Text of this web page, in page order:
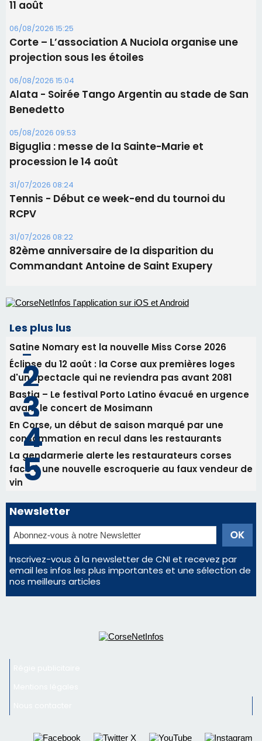
11 août
06/08/2026 15:25
Corte – L’association A Nuciola organise une
projection sous les étoiles
06/08/2026 15:04
Alata - Soirée Tango Argentin au stade de San
Benedetto
05/08/2026 09:53
Biguglia : messe de la Sainte-Marie et
procession le 14 août
31/07/2026 08:24
Tennis - Début ce week-end du tournoi du
RCPV
31/07/2026 08:22
82ème anniversaire de la disparition du
Commandant Antoine de Saint Exupery
Les plus lus
Satine Nomary est la nouvelle Miss Corse 2026
Éclipse du 12 août : la Corse aux premières loges
d'un spectacle qui ne reviendra pas avant 2081
Bastia – Le festival Porto Latino évacué en urgence
avant le concert de Mosimann
En Corse, un début de saison marqué par une
consommation en recul dans les restaurants
La gendarmerie alerte les restaurateurs corses
face à une nouvelle escroquerie au faux vendeur de
vin
Newsletter
Inscrivez-vous à la newsletter de CNI et recevez par
email les infos les plus importantes et une sélection de
nos meilleurs articles